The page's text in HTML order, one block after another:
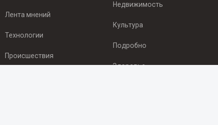
Лента мнений
Технологии
Происшествия
Недвижимость
Культура
Подробно
Здоровье